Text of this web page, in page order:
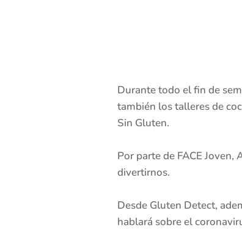
Durante todo el fin de
también los talleres de
Sin Gluten.
Por parte de FACE Joven,
divertirnos.
Desde Gluten Detect,
hablará sobre el